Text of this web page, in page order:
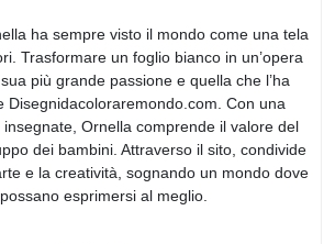
ha sempre visto il mondo come una tela
Trasformare un foglio bianco in un’opera
più grande passione e quella che l’ha
Disegnidacoloraremondo.com. Con una
Ornella comprende il valore del
dei bambini. Attraverso il sito, condivide
e la creatività, sognando un mondo dove
esprimersi al meglio.